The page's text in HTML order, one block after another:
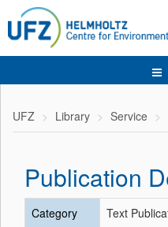
UFZ Library Service
Publication
Category
Text